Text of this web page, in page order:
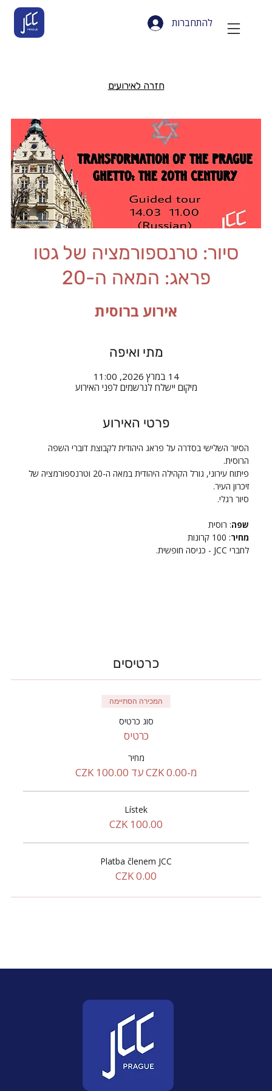
להתחברות
חזרה לאירועים
סיור: טרנספורמציה של גטו
פראג: המאה ה-20
אירוע ברוסית
מתי ואיפה
14 במרץ 2026, 11:00
מיקום יישלח לנרשמים לפני האירוע
פרטי האירוע
הסיור השלישי בסדרה על פראג היהודית לקבוצת דוברי השפה
הרוסית.
פיתוח עירוני, גורל הקהילה היהודית במאה ה-20 וטרנספורמציה של
זיכרון העיר.
סיור רגלי.
שפה: רוסית
מחיר: 100 קרונות
לחברי JCC - כניסה חופשית.
כרטיסים
המכירה הסתיימה
סוג כרטיס
כרטיס
מחיר
מ-‏0.00 ‏CZK עד ‏100.00 ‏CZK
Lístek
Platba členem JCC